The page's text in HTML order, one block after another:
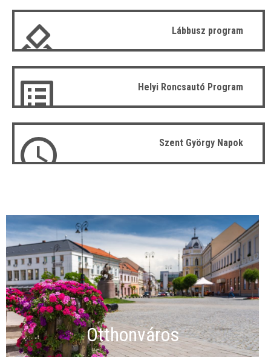
Lábbusz program
Helyi Roncsautó Program
Szent György Napok
Otthonváros